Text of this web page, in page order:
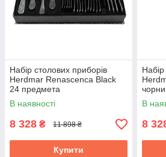
Набір столових приборів
Herdmar Renascenca Black
24 предмета
В наявності
8 328 ₴ 11 898 ₴
Купити
В
8